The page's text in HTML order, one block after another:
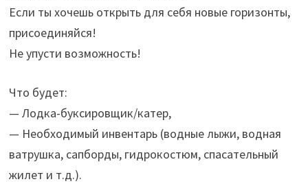
Если ты хочешь открыть для себя новые горизонты,
присоединяйся!
Не упусти возможность!
Что будет:
— Лодка-буксировщик/катер,
— Необходимый инвентарь (водные лыжи, водная
ватрушка, сапборды, гидрокостюм, спасательный
жилет и т.д.).